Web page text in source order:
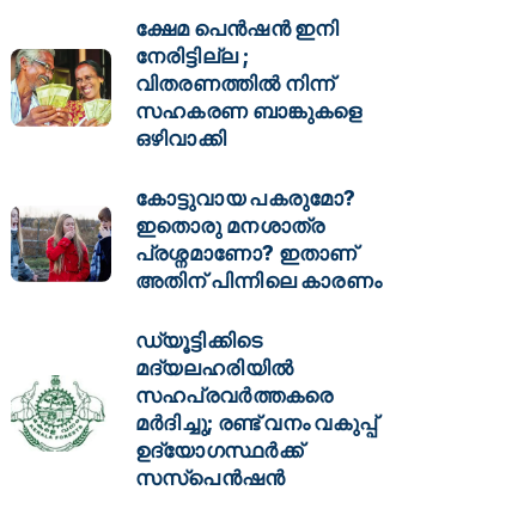
ക്ഷേമ പെൻഷൻ ഇനി
നേരിട്ടില്ല ;
വിതരണത്തിൽ നിന്ന്
സഹകരണ ബാങ്കുകളെ
ഒഴിവാക്കി
കോട്ടുവായ പകരുമോ?
ഇതൊരു മനശാത്ര
പ്രശ്നമാണോ? ഇതാണ്
അതിന് പിന്നിലെ കാരണം
ഡ്യൂട്ടിക്കിടെ
മദ്യലഹരിയിൽ
സഹപ്രവർത്തകരെ
മർദിച്ചു; രണ്ട് വനം വകുപ്പ്
ഉദ്യോഗസ്ഥർക്ക്
സസ്പെൻഷൻ